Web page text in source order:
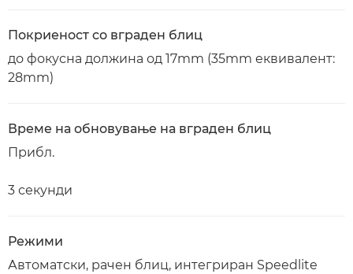
Покриеност со вграден блиц
до фокусна должина од 17mm (35mm еквивалент:
28mm)
Време на обновување на вграден блиц
Прибл.
3 секунди
Режими
Автоматски, рачен блиц, интегриран Speedlite